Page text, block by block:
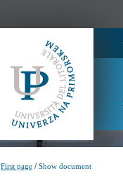
First page /Show document